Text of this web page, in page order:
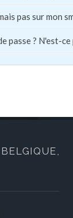
pas sur mon
passe ? N'est-ce